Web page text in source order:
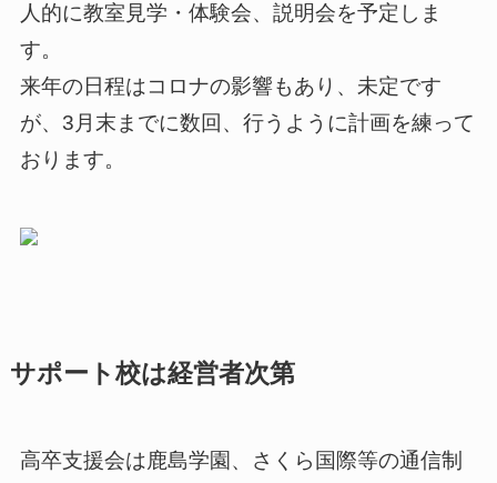
人的に教室見学・体験会、説明会を予定しま
す。
来年の日程はコロナの影響もあり、未定です
が、3月末までに数回、行うように計画を練って
おります。
サポート校は経営者次第
高卒支援会は鹿島学園、さくら国際等の通信制